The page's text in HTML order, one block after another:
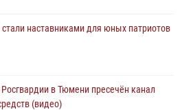
росгвардейцы в ходе
на Урале
наставниками для юных патриотов
в Тюмени пресечён канал
(видео)